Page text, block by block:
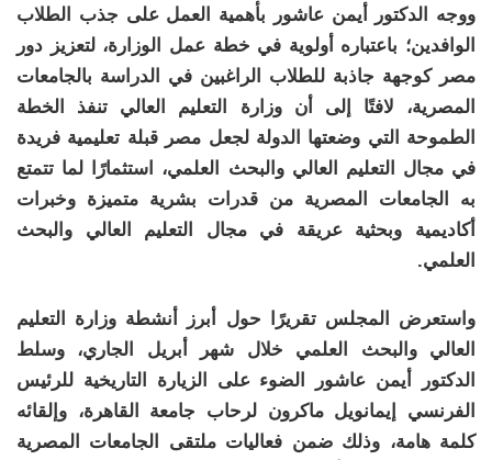
ووجه الدكتور أيمن عاشور بأهمية العمل على جذب الطلاب
الوافدين؛ باعتباره أولوية في خطة عمل الوزارة، لتعزيز دور
مصر كوجهة جاذبة للطلاب الراغبين في الدراسة بالجامعات
المصرية، لافتًا إلى أن وزارة التعليم العالي تنفذ الخطة
الطموحة التي وضعتها الدولة لجعل مصر قبلة تعليمية فريدة
في مجال التعليم العالي والبحث العلمي، استثمارًا لما تتمتع
به الجامعات المصرية من قدرات بشرية متميزة وخبرات
أكاديمية وبحثية عريقة في مجال التعليم العالي والبحث
العلمي.
واستعرض المجلس تقريرًا حول أبرز أنشطة وزارة التعليم
العالي والبحث العلمي خلال شهر أبريل الجاري، وسلط
الدكتور أيمن عاشور الضوء على الزيارة التاريخية للرئيس
الفرنسي إيمانويل ماكرون لرحاب جامعة القاهرة، وإلقائه
كلمة هامة، وذلك ضمن فعاليات ملتقى الجامعات المصرية